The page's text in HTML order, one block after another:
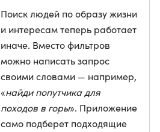
Поиск людей по образу жизни
и интересам теперь работает
иначе. Вместо фильтров
можно написать запрос
своими словами — например,
«найди попутчика для
походов в горы». Приложение
само подберет подходящие